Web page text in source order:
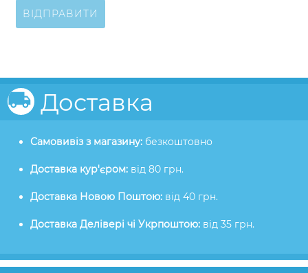
ВІДПРАВИТИ
Доставка
Самовивіз з магазину: безкоштовно
Доставка кур'єром: від 80 грн.
Доставка Новою Поштою: від 40 грн.
Доставка Делівері чі Укрпоштою: від 35 грн.